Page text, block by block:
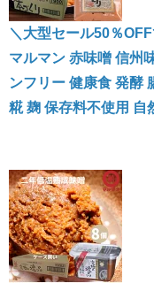
＼大型セール50％
マルマン 赤味噌 信州
ンフリー 健康食 発酵
糀 麹 保存料不使用 自